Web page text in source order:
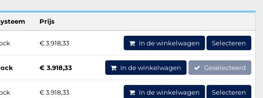
Prijs
€ 3.918,33 In de winkelwagen Selecteren
€ 3.918,33 In de winkelwagen Geselecteerd
€ 3.918,33 In de winkelwagen Selecteren